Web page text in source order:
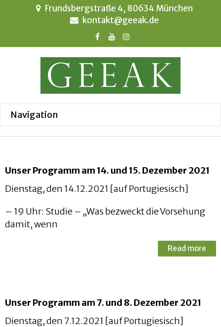
Frundsbergstraße 4, 80634 München
kontakt@geeak.de
Unser Programm am 14. und 15. Dezember 2021
Dienstag, den 14.12.2021 [auf Portugiesisch]
– 19 Uhr: Studie – „Was bezweckt die Vorsehung
damit, wenn
Read more
Unser Programm am 7. und 8. Dezember 2021
Dienstag, den 7.12.2021 [auf Portugiesisch]